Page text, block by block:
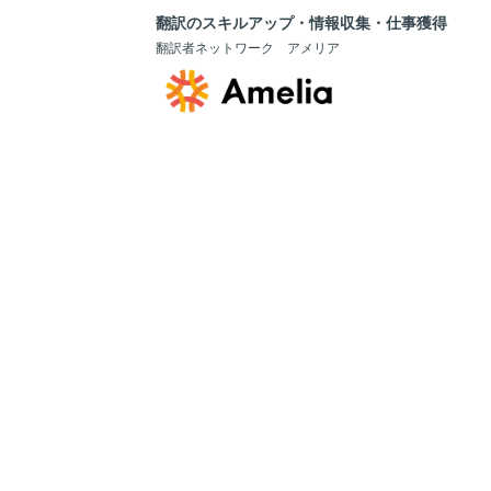
翻訳のスキルアップ・情報収集・仕事獲得
翻訳者ネットワーク アメリア